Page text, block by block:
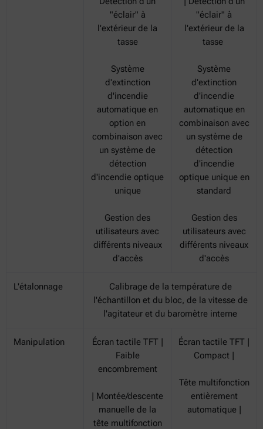
"éclair" à
l'extérieur de la
tasse
Système
d'extinction
d'incendie
automatique en
option en
combinaison avec
un système de
détection
d'incendie optique
unique
Gestion des
utilisateurs avec
différents niveaux
d'accès
"éclair" à
l'extérieur de la
tasse
Système
d'extinction
d'incendie
automatique en
combinaison avec
un système de
détection
d'incendie
optique unique en
standard
Gestion des
utilisateurs avec
différents niveaux
d'accès
L'étalonnage
Calibrage de la température de
l'échantillon et du bloc, de la vitesse de
l'agitateur et du baromètre interne
Manipulation
Écran tactile TFT |
Faible
encombrement
| Montée/descente
manuelle de la
tête multifonction
Écran tactile TFT |
Compact |
Tête multifonction
entièrement
automatique |